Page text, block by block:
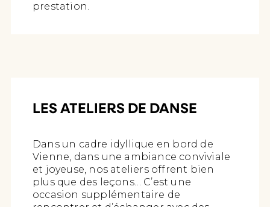
prestation.
LES ATELIERS DE DANSE
Dans un cadre idyllique en bord de
Vienne, dans une ambiance conviviale
et joyeuse, nos ateliers offrent bien
plus que des leçons… C’est une
occasion supplémentaire de